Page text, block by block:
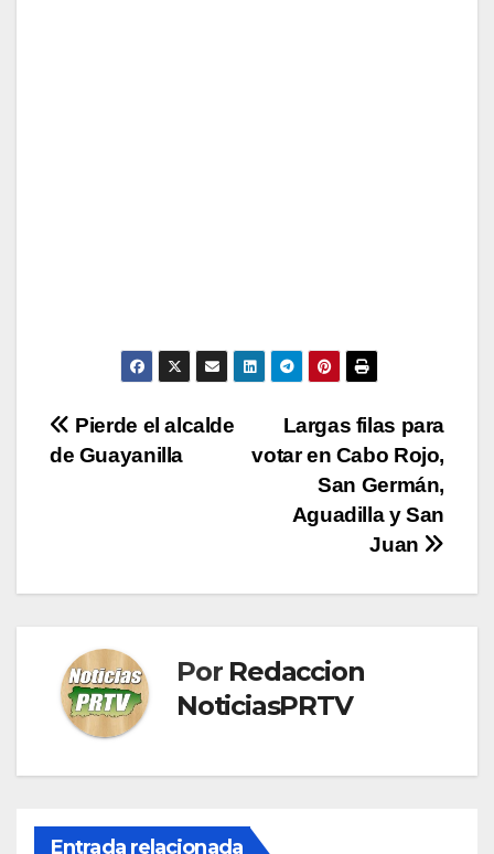
Navegación
Largas filas para
votar en Cabo Rojo,
San Germán,
Aguadilla y San
Juan
Pierde el alcalde
de Guayanilla
Por Redaccion
NoticiasPRTV
Entrada relacionada